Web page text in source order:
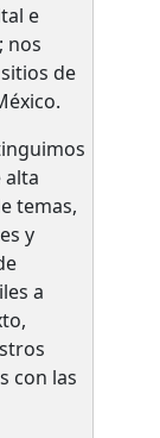
e
nos
de
alta
temas,
y
a
con las